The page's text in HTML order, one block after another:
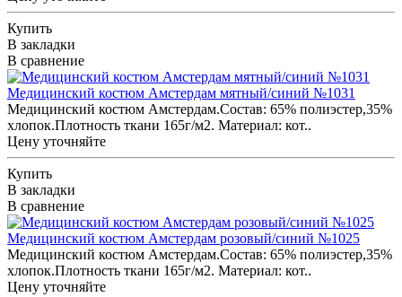
Купить
В закладки
В сравнение
Медицинский костюм Амстердам мятный/синий №1031
Медицинский костюм Амстердам.Состав: 65% полиэстер,35%
хлопок.Плотность ткани 165г/м2. Материал: кот..
Цену уточняйте
Купить
В закладки
В сравнение
Медицинский костюм Амстердам розовый/синий №1025
Медицинский костюм Амстердам.Состав: 65% полиэстер,35%
хлопок.Плотность ткани 165г/м2. Материал: кот..
Цену уточняйте